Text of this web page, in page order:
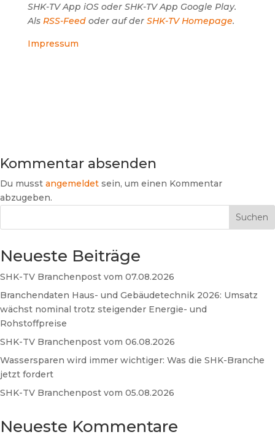
SHK-TV App iOS oder SHK-TV App Google Play.
Als RSS-Feedoder auf der SHK-TV Homepage.
Impressum
Kommentar absenden
Du musst angemeldet sein, um einen Kommentar
abzugeben.
Suchen
Neueste Beiträge
SHK-TV Branchenpost vom 07.08.2026
Branchendaten Haus- und Gebäudetechnik 2026: Umsatz
wächst nominal trotz steigender Energie- und
Rohstoffpreise
SHK-TV Branchenpost vom 06.08.2026
Wassersparen wird immer wichtiger: Was die SHK-Branche
jetzt fordert
SHK-TV Branchenpost vom 05.08.2026
Neueste Kommentare